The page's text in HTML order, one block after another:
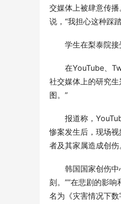
交媒体上被肆意传
说，“我担心这种踩
学生在梨泰院接
在YouTube、
社交媒体上的研究
图。”
报道称，
惨案发生后，现场
者及其家属造成创伤
韩国国家创伤
刻。””在悲剧的影
名为《灾害情况下